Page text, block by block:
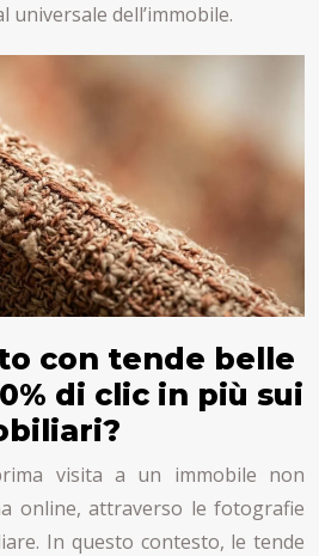
universale dell’immobile.
con tende belle
di clic in più sui
visita a un immobile non
online, attraverso le fotografie
In questo contesto, le tende